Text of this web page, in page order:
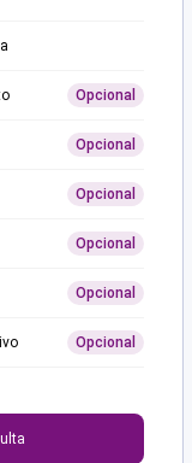
Opcional
Opcional
Opcional
Opcional
Opcional
Opcional